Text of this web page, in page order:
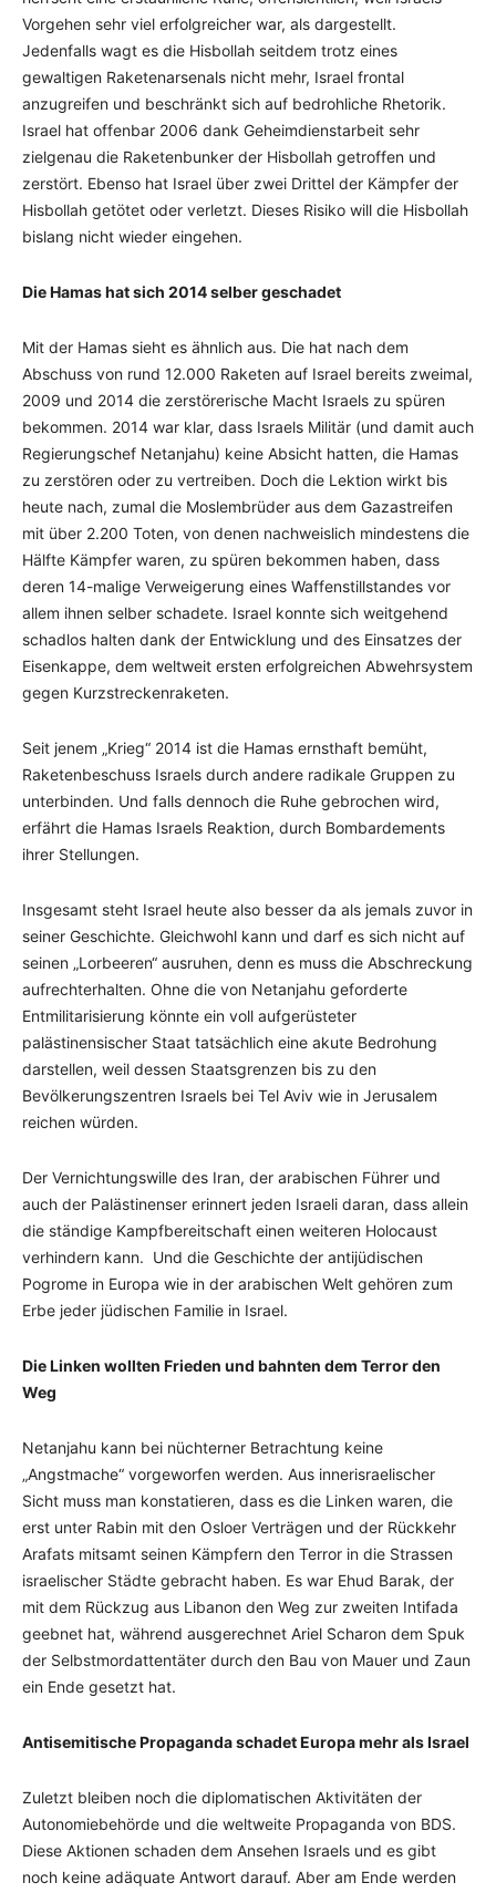
Vorgehen sehr viel erfolgreicher war, als dargestellt.
Jedenfalls wagt es die Hisbollah seitdem trotz eines
gewaltigen Raketenarsenals nicht mehr, Israel frontal
anzugreifen und beschränkt sich auf bedrohliche Rhetorik.
Israel hat offenbar 2006 dank Geheimdienstarbeit sehr
zielgenau die Raketenbunker der Hisbollah getroffen und
zerstört. Ebenso hat Israel über zwei Drittel der Kämpfer der
Hisbollah getötet oder verletzt. Dieses Risiko will die Hisbollah
bislang nicht wieder eingehen.
Die Hamas hat sich 2014 selber geschadet
Mit der Hamas sieht es ähnlich aus. Die hat nach dem
Abschuss von rund 12.000 Raketen auf Israel bereits zweimal,
2009 und 2014 die zerstörerische Macht Israels zu spüren
bekommen. 2014 war klar, dass Israels Militär (und damit auch
Regierungschef Netanjahu) keine Absicht hatten, die Hamas
zu zerstören oder zu vertreiben. Doch die Lektion wirkt bis
heute nach, zumal die Moslembrüder aus dem Gazastreifen
mit über 2.200 Toten, von denen nachweislich mindestens die
Hälfte Kämpfer waren, zu spüren bekommen haben, dass
deren 14-malige Verweigerung eines Waffenstillstandes vor
allem ihnen selber schadete. Israel konnte sich weitgehend
schadlos halten dank der Entwicklung und des Einsatzes der
Eisenkappe, dem weltweit ersten erfolgreichen Abwehrsystem
gegen Kurzstreckenraketen.
Seit jenem „Krieg“ 2014 ist die Hamas ernsthaft bemüht,
Raketenbeschuss Israels durch andere radikale Gruppen zu
unterbinden. Und falls dennoch die Ruhe gebrochen wird,
erfährt die Hamas Israels Reaktion, durch Bombardements
ihrer Stellungen.
Insgesamt steht Israel heute also besser da als jemals zuvor in
seiner Geschichte. Gleichwohl kann und darf es sich nicht auf
seinen „Lorbeeren“ ausruhen, denn es muss die Abschreckung
aufrechterhalten. Ohne die von Netanjahu geforderte
Entmilitarisierung könnte ein voll aufgerüsteter
palästinensischer Staat tatsächlich eine akute Bedrohung
darstellen, weil dessen Staatsgrenzen bis zu den
Bevölkerungszentren Israels bei Tel Aviv wie in Jerusalem
reichen würden.
Der Vernichtungswille des Iran, der arabischen Führer und
auch der Palästinenser erinnert jeden Israeli daran, dass allein
die ständige Kampfbereitschaft einen weiteren Holocaust
verhindern kann. Und die Geschichte der antijüdischen
Pogrome in Europa wie in der arabischen Welt gehören zum
Erbe jeder jüdischen Familie in Israel.
Die Linken wollten Frieden und bahnten dem Terror den
Weg
Netanjahu kann bei nüchterner Betrachtung keine
„Angstmache“ vorgeworfen werden. Aus innerisraelischer
Sicht muss man konstatieren, dass es die Linken waren, die
erst unter Rabin mit den Osloer Verträgen und der Rückkehr
Arafats mitsamt seinen Kämpfern den Terror in die Strassen
israelischer Städte gebracht haben. Es war Ehud Barak, der
mit dem Rückzug aus Libanon den Weg zur zweiten Intifada
geebnet hat, während ausgerechnet Ariel Scharon dem Spuk
der Selbstmordattentäter durch den Bau von Mauer und Zaun
ein Ende gesetzt hat.
Antisemitische Propaganda schadet Europa mehr als Israel
Zuletzt bleiben noch die diplomatischen Aktivitäten der
Autonomiebehörde und die weltweite Propaganda von BDS.
Diese Aktionen schaden dem Ansehen Israels und es gibt
noch keine adäquate Antwort darauf. Aber am Ende werden